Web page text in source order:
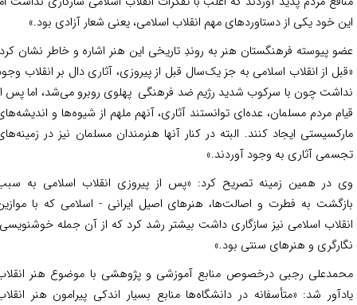
خود یکی از دستاوردهای مهم انقلاب اسلامی، یعنی شعار آزادی بود.»
پیوسته فرهنگستان هنر به روندِ تاریخی این هنر اشاره و خاطر نشان کرد:
از انقلاب اسلامی به جز یک‌سال قبل از پیروزی، آثاری دال بر انقلاب وجود
چون با سرکوب شدید رژیم ضد فرهنگی پهلوی روبرو می‌شد، اما پس از
مردم مسلمان، عده‌ای توانستند آثاری، آنهم ملهم از شیوه‌ها و اندیشه‌های
ایجاد کنند. البته در کنار آنها هنرمندان مسلمان نیز در زمینه‌های
آثاری به وجود آوردند.»
در همین زمینه تصریح کرد: «پس از پیروزی انقلاب اسلامی به سبب
به فطرت و اصالت‌ها، هنرهای اصیل ایرانی - اسلامی که با موازین
اسلامی نیز سازگاری داشت بیشتر رشد کرد که از آن جمله خوشنویسی،
و هنرهای سنتی بود.»
رجبی درخصوص منابع آموزشی و پژوهشی با موضوع هنر انقلاب
شد: «متأسفانه در دانشگاه‌ها منابع بسیار اندکی پیرامون هنر انقلاب